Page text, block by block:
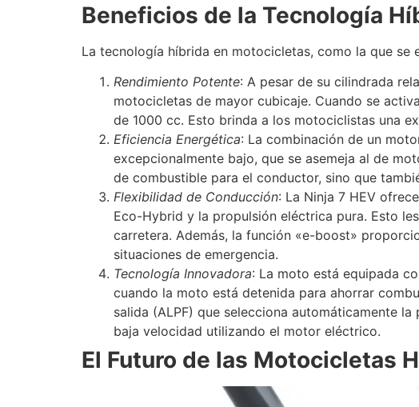
Beneficios de la Tecnología
La tecnología híbrida en motocicletas, como la que se
Rendimiento Potente: A pesar de su cilindrada
motocicletas de mayor cubicaje. Cuando se
de 1000 cc. Esto brinda a los motociclistas una
Eficiencia Energética: La combinación de un
excepcionalmente bajo, que se asemeja al de
de combustible para el conductor, sino que
Flexibilidad de Conducción: La Ninja 7 HEV
Eco-Hybrid y la propulsión eléctrica pura. Esto
carretera. Además, la función «e-boost»
situaciones de emergencia.
Tecnología Innovadora: La moto está equipada
cuando la moto está detenida para ahorrar
salida (ALPF) que selecciona automáticamente
baja velocidad utilizando el motor eléctrico.
El Futuro de las Motocicletas